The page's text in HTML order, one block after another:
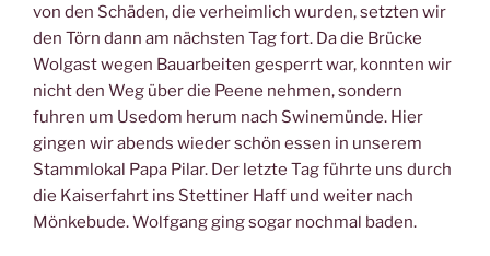
von den Schäden, die verheimlich wurden, setzten wir
den Törn dann am nächsten Tag fort. Da die Brücke
Wolgast wegen Bauarbeiten gesperrt war, konnten wir
nicht den Weg über die Peene nehmen, sondern
fuhren um Usedom herum nach Swinemünde. Hier
gingen wir abends wieder schön essen in unserem
Stammlokal Papa Pilar. Der letzte Tag führte uns durch
die Kaiserfahrt ins Stettiner Haff und weiter nach
Mönkebude. Wolfgang ging sogar nochmal baden.